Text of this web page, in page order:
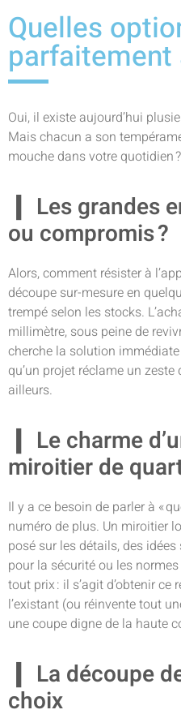
Quelles
parfaitement
Oui, il existe aujourd’hui
Mais chacun a son
mouche dans votre quotidien ?
Les grandes
ou compromis ?
Alors, comment résister à
découpe sur-mesure en
trempé selon les stocks.
millimètre, sous peine de
cherche la solution
qu’un projet réclame un
ailleurs.
Le charme
miroitier de
Il y a ce besoin de parler à «
numéro de plus. Un miroitier
posé sur les détails, des
pour la sécurité ou les
tout prix : il s’agit d’obtenir ce
l’existant (ou réinvente tout
une coupe digne de la haute
La découpe
choix